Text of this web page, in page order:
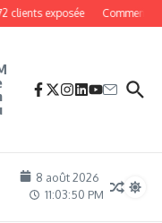
clients exposée Comment
8 août 2026
11:03:51 PM